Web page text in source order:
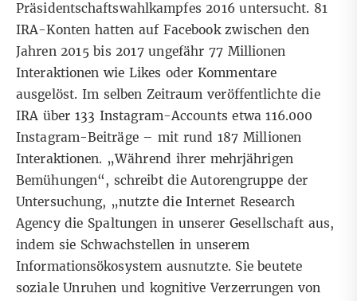
Präsidentschaftswahlkampfes 2016 untersucht. 81
IRA-Konten hatten auf Facebook zwischen den
Jahren 2015 bis 2017 ungefähr 77 Millionen
Interaktionen wie Likes oder Kommentare
ausgelöst. Im selben Zeitraum veröffentlichte die
IRA über 133 Instagram-Accounts etwa 116.000
Instagram-Beiträge – mit rund 187 Millionen
Interaktionen. „Während ihrer mehrjährigen
Bemühungen“, schreibt die Autorengruppe der
Untersuchung, „nutzte die Internet Research
Agency die Spaltungen in unserer Gesellschaft aus,
indem sie Schwachstellen in unserem
Informationsökosystem ausnutzte. Sie beutete
soziale Unruhen und kognitive Verzerrungen von